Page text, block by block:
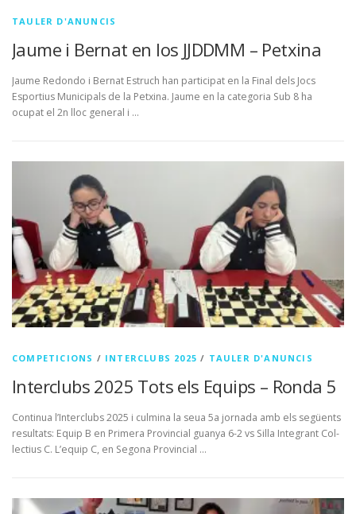
TAULER D'ANUNCIS
Jaume i Bernat en los JJDDMM – Petxina
Jaume Redondo i Bernat Estruch han participat en la Final dels Jocs
Esportius Municipals de la Petxina. Jaume en la categoria Sub 8 ha
ocupat el 2n lloc general i …
COMPETICIONS / INTERCLUBS 2025 / TAULER D'ANUNCIS
Interclubs 2025 Tots els Equips – Ronda 5
Continua l’Interclubs 2025 i culmina la seua 5a jornada amb els següents
resultats: Equip B en Primera Provincial guanya 6-2 vs Silla Integrant Col-
lectius C. L’equip C, en Segona Provincial …